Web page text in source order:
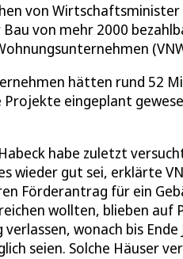
von
Bau von mehr 2000
hätten rund 52
eingeplant
habe zuletzt
wieder gut sei, erklärte
Förderantrag für ein
wollten, blieben
verlassen, wonach bis
seien. Solche Häuser